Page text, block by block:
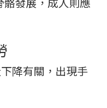
降有關，出現手